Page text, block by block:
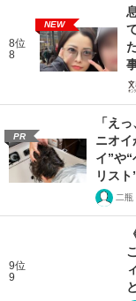
8位
8
NEW
PR
「え
ニオ
イ”や
リス
二瓶
9位
9